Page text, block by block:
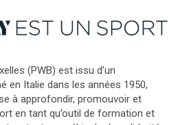
(PWB) est issu d’un
en Italie dans les années 1950,
à approfondir, promouvoir et
en tant qu’outil de formation et